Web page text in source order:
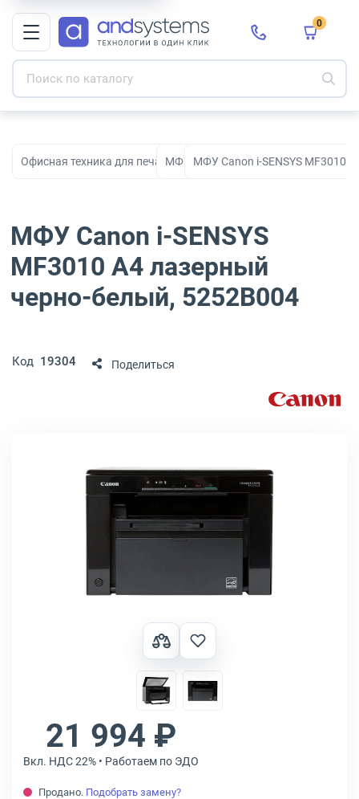
0
Офисная техника для печати, сканирования и
МФУ МФУ Canon i-SENSYS MF3010
МФУ Canon i-SENSYS
MF3010 A4 лазерный
черно-белый, 5252B004
Код 19304 Поделиться
21 994 ₽
Вкл. НДС 22% • Работаем по ЭДО
Продано. Подобрать замену?